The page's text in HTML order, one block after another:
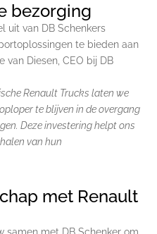
bezorging
uit van DB Schenkers
te bieden aan
van Diesen, CEO bij DB
Renault Trucks laten we
te blijven in de overgang
Deze investering helpt ons
van hun
met Renault